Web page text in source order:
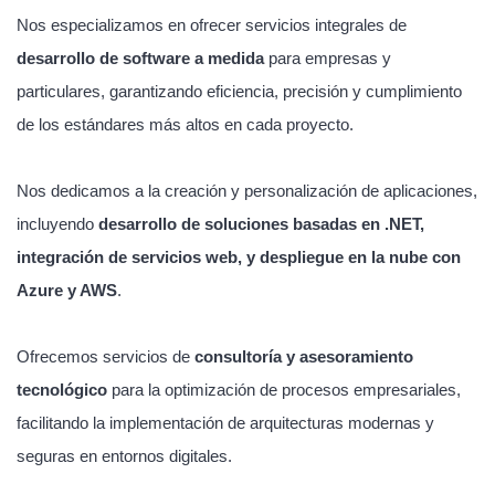
Nos especializamos en ofrecer servicios integrales de
desarrollo de software a medidapara empresas y
particulares, garantizando eficiencia, precisión y cumplimiento
de los estándares más altos en cada proyecto.
Nos dedicamos a la creación y personalización de aplicaciones,
incluyendo desarrollo de soluciones basadas en .NET,
integración de servicios web, y despliegue en la nube con
Azure y AWS.
Ofrecemos servicios de consultoría y asesoramiento
tecnológico para la optimización de procesos empresariales,
facilitando la implementación de arquitecturas modernas y
seguras en entornos digitales.